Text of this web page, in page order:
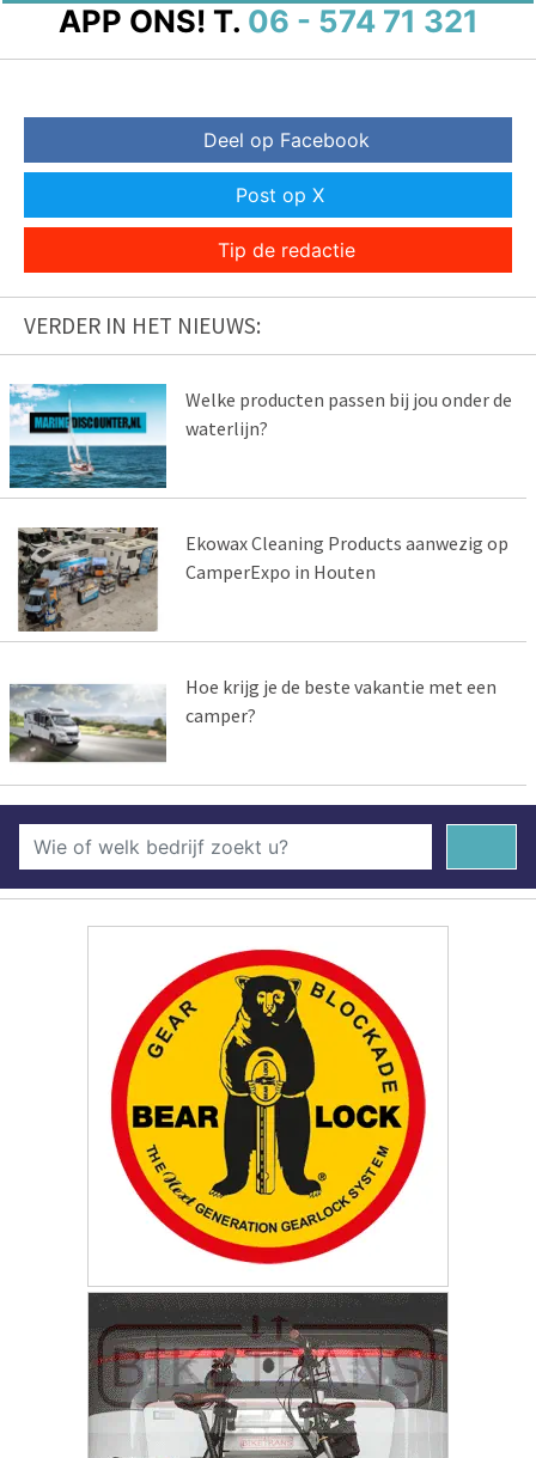
APP ONS! T. 06 - 574 71 321
Deel op Facebook
Post op X
Tip de redactie
VERDER IN HET NIEUWS:
Welke producten passen bij jou onder de
waterlijn?
Ekowax Cleaning Products aanwezig op
CamperExpo in Houten
Hoe krijg je de beste vakantie met een
camper?